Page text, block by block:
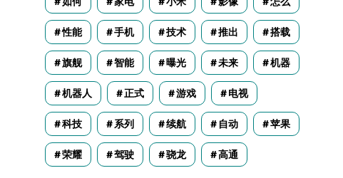
性能 手机 技术 推出 搭载
旗舰 智能 曝光 未来 机器
机器人 正式 游戏 电视
科技 系列 续航 自动 苹果
荣耀 驾驶 骁龙 高通